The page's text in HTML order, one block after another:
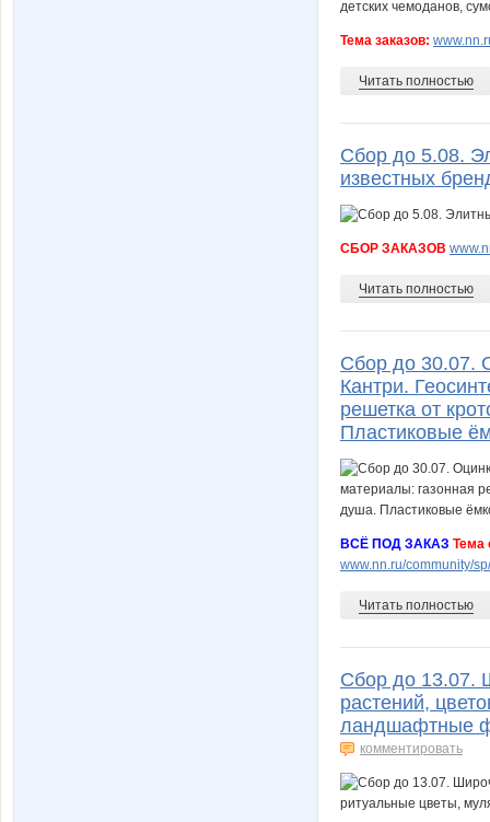
Тема заказов:
Читать полностью
Сбор до 5.08.
известных
СБОР ЗАКАЗОВ
Читать полностью
Сбор до 30.07.
Кантри.
решетка от
Пластиковые
ВСЁ ПОД ЗАКАЗ Тема
www.nn.ru/community/
Читать полностью
Сбор до 13.07.
растений,
ландшафтные
комментировать